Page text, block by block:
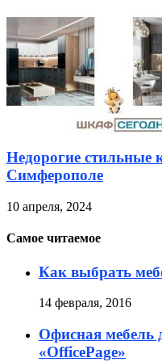
Недорогие стильные
Симферополе
10 апреля, 2024
Самое читаемое
Как выбрать
14 февраля, 2016
Офисная мебель
«OfficePage»